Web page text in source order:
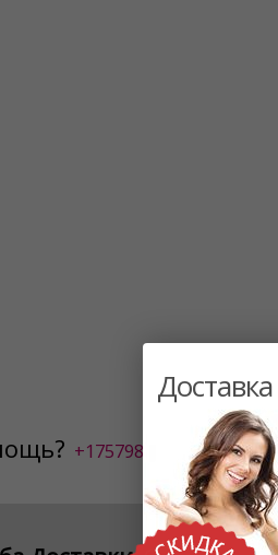
+17579800222